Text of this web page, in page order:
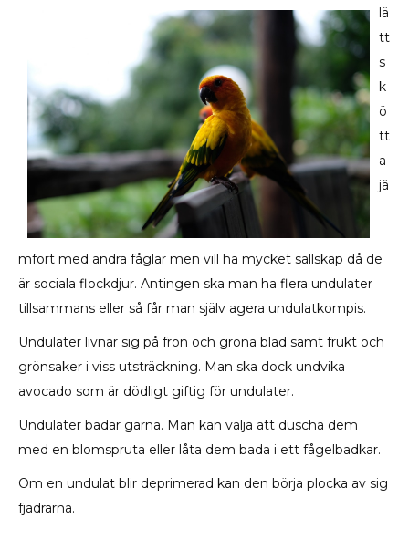
lä
tt
s
k
ö
tt
a
jä
mfört med andra fåglar men vill ha mycket sällskap då de
är sociala flockdjur. Antingen ska man ha flera undulater
tillsammans eller så får man själv agera undulatkompis.
Undulater livnär sig på frön och gröna blad samt frukt och
grönsaker i viss utsträckning. Man ska dock undvika
avocado som är dödligt giftig för undulater.
Undulater badar gärna. Man kan välja att duscha dem
med en blomspruta eller låta dem bada i ett fågelbadkar.
Om en undulat blir deprimerad kan den börja plocka av sig
fjädrarna.